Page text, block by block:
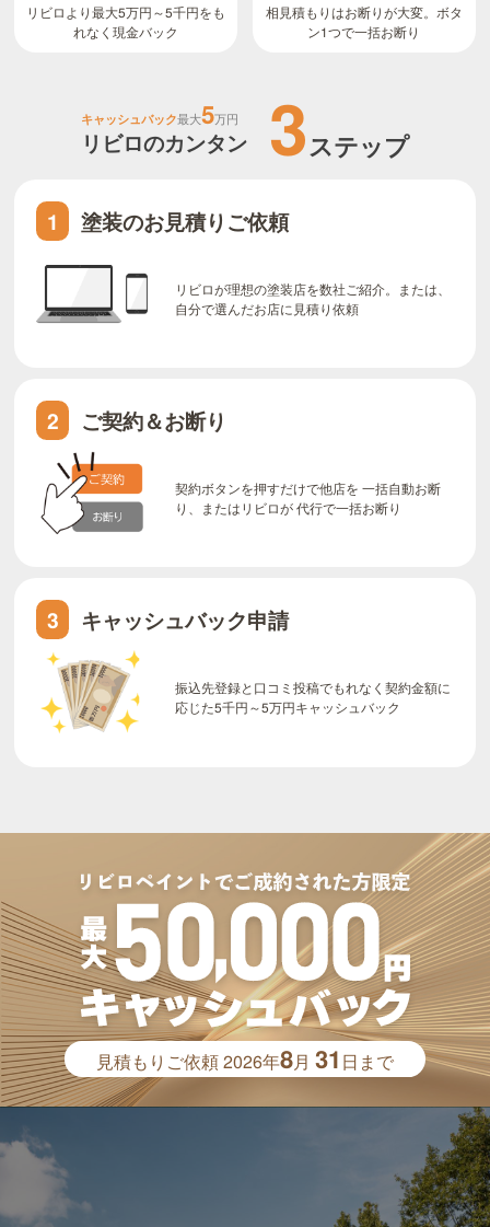
リビロより最大5万円～5千円をも
れなく現金バック
相見積もりはお断りが大変。ボタ
ン1つで一括お断り
キャッシュバック最大5万円
リビロのカンタン 3ステップ
1 塗装のお見積りご依頼
リビロが理想の塗装店を数社ご紹介。または、
自分で選んだお店に見積り依頼
2 ご契約＆お断り
契約ボタンを押すだけで他店を 一括自動お断
り、またはリビロが 代行で一括お断り
3 キャッシュバック申請
振込先登録と口コミ投稿でもれなく契約金額に
応じた5千円～5万円キャッシュバック
見積もりご依頼2026年8月31 日まで